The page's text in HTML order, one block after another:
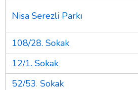
Nisa Serezli Parkı
108/28. Sokak
12/1. Sokak
52/53. Sokak